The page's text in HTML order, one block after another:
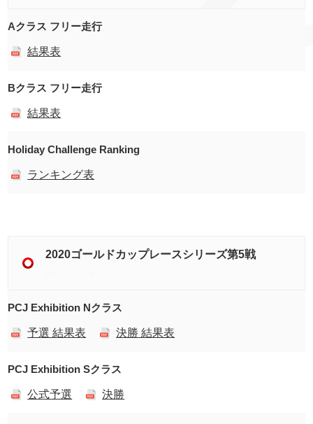
Aクラス フリー走行
結果表
Bクラス フリー走行
結果表
Holiday Challenge Ranking
ランキング表
2020ゴールドカップレースシリーズ第5戦
PCJ Exhibition Nクラス
予選 結果表 決勝 結果表
PCJ Exhibition Sクラス
公式予選 決勝